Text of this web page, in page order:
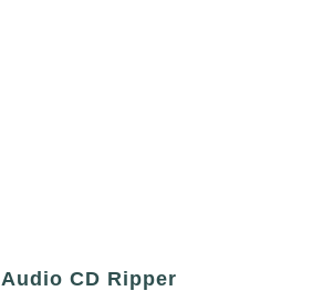
Audio CD Ripper